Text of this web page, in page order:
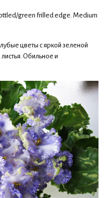
green frilled edge. Medium
цветы с яркой зеленой
Обильное и